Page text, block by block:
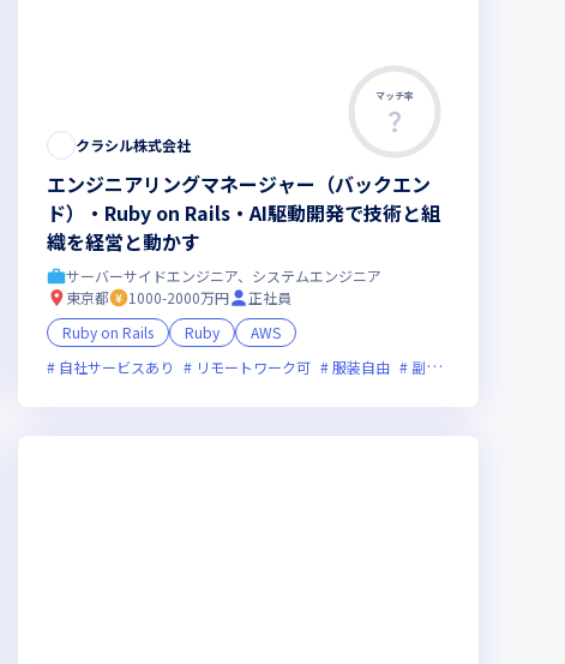
残業月20時間未満 女性エンジニアが活躍中
副業可 オンライン選考可 フレックス制度あり 新技術に積極的
マッチ率
クラシル株式会社
エンジニアリングマネージャー（バックエン
ド）・Ruby on Rails・AI駆動開発で技術と組
織を経営と動かす
サーバーサイドエンジニア、システムエンジニア
東京都
1000-2000万円
正社員
Ruby on Rails
Ruby
AWS
自社サービスあり
リモートワーク可 服装自由 副業可